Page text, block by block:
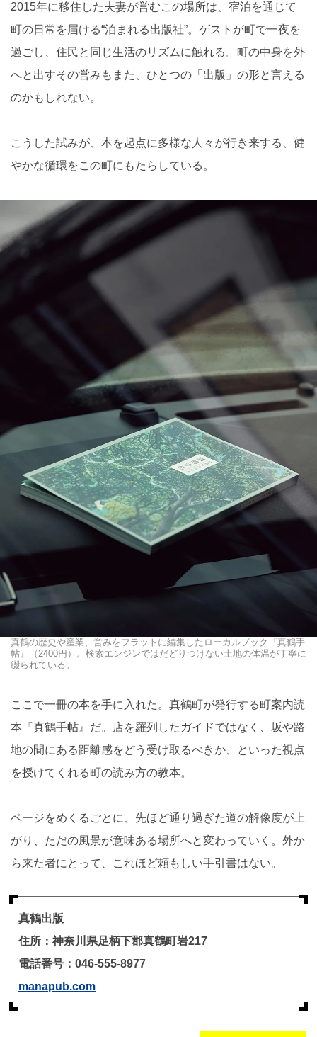
2015年に移住した夫妻が営むこの場所は、宿泊を通じて
町の日常を届ける“泊まれる出版社”。ゲストが町で一夜を
過ごし、住民と同じ生活のリズムに触れる。町の中身を外
へと出すその営みもまた、ひとつの「出版」の形と言える
のかもしれない。
こうした試みが、本を起点に多様な人々が行き来する、健
やかな循環をこの町にもたらしている。
真鶴の歴史や産業、営みをフラットに編集したローカルブック『真鶴手
帖』（2400円）。検索エンジンではだどりつけない土地の体温が丁寧に
綴られている。
ここで一冊の本を手に入れた。真鶴町が発行する町案内読
本『真鶴手帖』だ。店を羅列したガイドではなく、坂や路
地の間にある距離感をどう受け取るべきか、といった視点
を授けてくれる町の読み方の教本。
ページをめくるごとに、先ほど通り過ぎた道の解像度が上
がり、ただの風景が意味ある場所へと変わっていく。外か
ら来た者にとって、これほど頼もしい手引書はない。
真鶴出版
住所：神奈川県足柄下郡真鶴町岩217
電話番号：046-555-8977
manapub.com